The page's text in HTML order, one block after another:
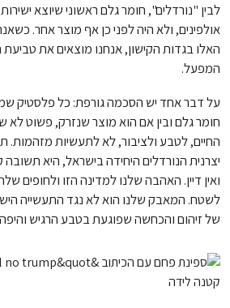
לבין "נורדלים", חומר גלם ראשוני שיוצא
אולפינים, ולא היה לפני כן אף מוצר אחר.
האלו בגדות הקישון, אנחנו מוצאים את
המפעל.
על דבר אחד יש הסכמה גורפת: כל פלסטיק
חומר גלם ובין אם הוא מוצר שנזרק, פשוט לא
החיים, לטבע ולציבור, לא לתעשיות מזהמות.
יצרנית הנורדלים היחידה בישראל, היא תשובה
ואין דיין. האהבה שלנו למדינה הזו ולחופים
לשטח. המאבק שלנו הוא לא נגד התעשייה
של זיהום והכחשה שפוגעת בטבע הרגיש